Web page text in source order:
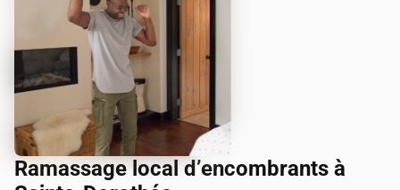
Ramassage local d’encombrants à